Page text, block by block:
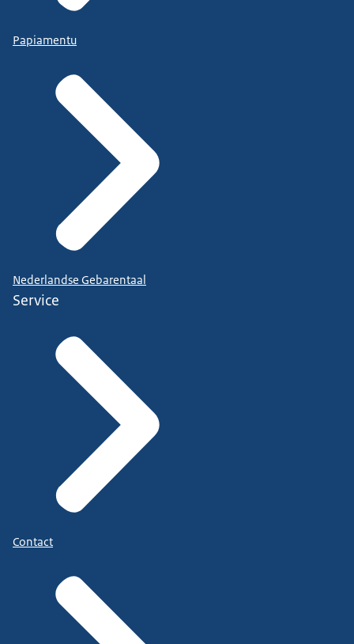
Papiamentu
Nederlandse Gebarentaal
Service
Contact